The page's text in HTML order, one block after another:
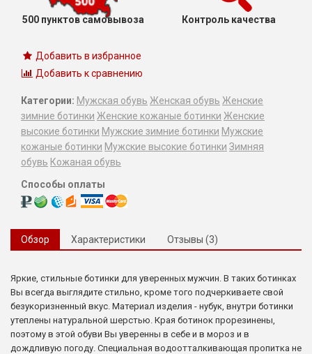
500 пунктов самовывоза Контроль качества
Добавить в избранное
Добавить к сравнению
Категории: Мужская обувь Женская обувь Женские
зимние ботинки Женские кожаные ботинки Женские
высокие ботинки Мужские зимние ботинки Мужские
кожаные ботинки Мужские высокие ботинки Зимняя
обувь Кожаная обувь
Способы оплаты
Обзор Характеристики Отзывы (3)
Яркие, стильные ботинки для уверенных мужчин. В таких ботинках
Вы всегда выглядите стильно, кроме того подчеркиваете свой
безукоризненный вкус. Материал изделия - нубук, внутри ботинки
утеплены натуральной шерстью. Края ботинок прорезинены,
поэтому в этой обуви Вы уверенны в себе и в мороз и в
дождливую погоду. Специальная водоотталкивающая пропитка не